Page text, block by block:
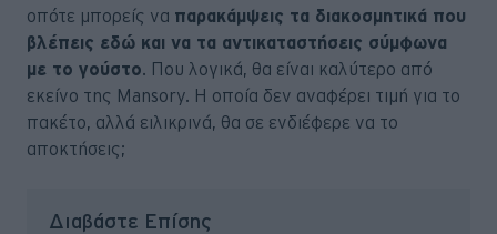
οπότε μπορείς να παρακάμψεις τα διακοσμητικά που
βλέπεις εδώ και να τα αντικαταστήσεις σύμφωνα
με το γούστο. Που λογικά, θα είναι καλύτερο από
εκείνο της Mansory. Η οποία δεν αναφέρει τιμή για το
πακέτο, αλλά ειλικρινά, θα σε ενδιέφερε να το
αποκτήσεις;
Διαβάστε Επίσης